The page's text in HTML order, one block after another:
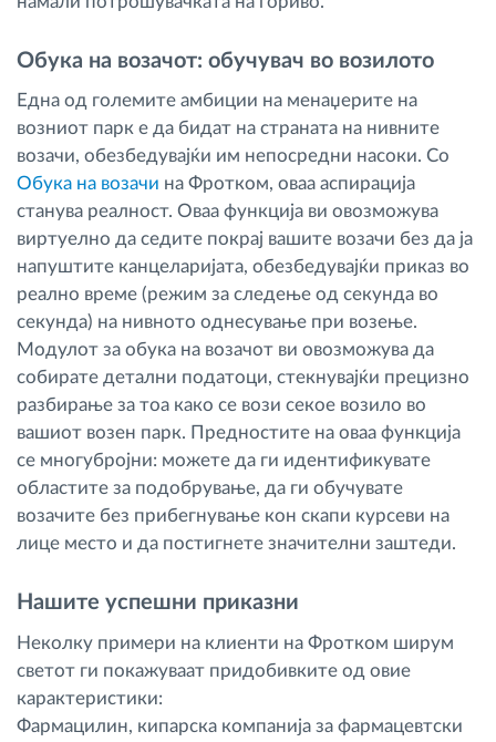
Обука на возачот: обучувач во возилото
Една од големите амбиции на менаџерите на
возниот парк е да бидат на страната на нивните
возачи, обезбедувајќи им непосредни насоки. Со
Обука на возачи на Фротком, оваа аспирација
станува реалност. Оваа функција ви овозможува
виртуелно да седите покрај вашите возачи без да ја
напуштите канцеларијата, обезбедувајќи приказ во
реално време (режим за следење од секунда во
секунда) на нивното однесување при возење.
Модулот за обука на возачот ви овозможува да
собирате детални податоци, стекнувајќи прецизно
разбирање за тоа како се вози секое возило во
вашиот возен парк. Предностите на оваа функција
се многубројни: можете да ги идентификувате
областите за подобрување, да ги обучувате
возачите без прибегнување кон скапи курсеви на
лице место и да постигнете значителни заштеди.
Нашите успешни приказни
Неколку примери на клиенти на Фротком ширум
светот ги покажуваат придобивките од овие
карактеристики:
Фармацилин, кипарска компанија за фармацевтски